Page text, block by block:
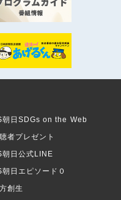
朝日SDGs on the Web
者プレゼント
朝日公式LINE
朝日エピソード０
創生